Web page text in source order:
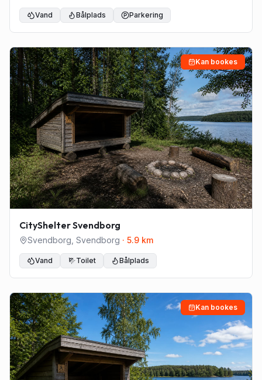
Vand Bålplads Parkering
Kan bookes
CityShelter Svendborg
Svendborg Svendborg · 5.9 km
Vand Toilet Bålplads
Kan bookes